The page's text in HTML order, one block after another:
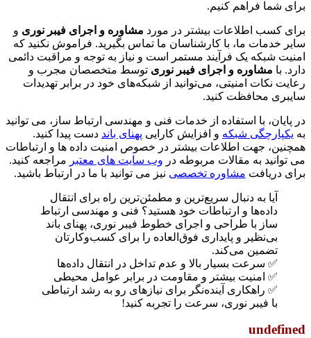
برای شما فراهم کنیم.
برای کسب اطلاعات بیشتر در مورد مشاوره و اجرای فیبر نوری و
سایر خدمات ما، با کارشناسان ما تماس بگیرید. فراموش نکنید که
امنیت شبکه یک فرآیند مستمر است و نیاز به توجه و مراقبت دائمی
دارد. با مشاوره و اجرای فیبر نوری توسط متخصصان مجرب و
رعایت نکات امنیتی، می‌توانید از شبکه‌های خود در برابر تهدیدات
سایبری محافظت کنید.
در پایان، با استفاده از خدمات فنی و مهندسی ارتباط ساز، می توانید
به یکپارچگی شبکه و افزایش کارایی پهنای باند دست پیدا کنید.
همچنین، جهت اطلاعات بیشتر در خصوص امنیت داده ها و ارتباطات
می توانید به مقالات مربوطه در وب سایت های معتبر مراجعه کنید.
برای دریافت مشاوره تخصصی نیز می توانید با ما در ارتباط باشید.
آیا به دنبال سریع‌ترین و مطمئن‌ترین راه برای انتقال
داده‌ها و ارتباطات خود هستید؟ فنی و مهندسی ارتباط
ساز با طراحی و اجرای خطوط فیبر نوری، پهنای باند
بی‌نظیر و پایداری فوق‌العاده را برای کسب‌وکارتان
تضمین می‌کند.
✅ سرعت بسیار بالا و عدم تداخل در انتقال داده‌ها
✅ امنیت بیشتر و مقاومت در برابر عوامل محیطی
✅ راهکاری آینده‌نگر برای نیازهای رو به رشد ارتباطی
با فیبر نوری، سرعت را تجربه کنید!
undefined